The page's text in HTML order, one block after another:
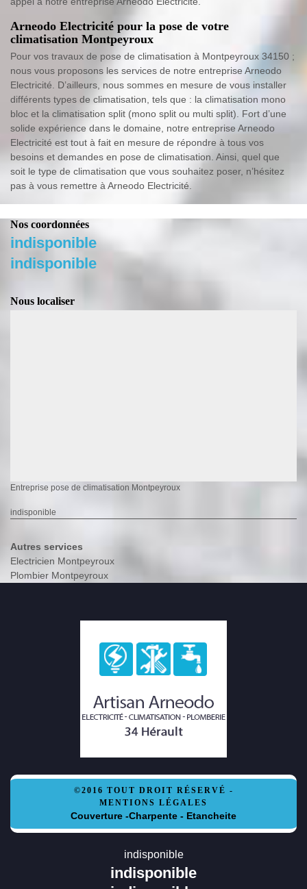
Arneodo Electricité pour la pose de votre
climatisation Montpeyroux
Pour vos travaux de pose de climatisation à Montpeyroux 34150 ;
nous vous proposons les services de notre entreprise Arneodo
Electricité. D’ailleurs, nous sommes en mesure de vous installer
différents types de climatisation, tels que : la climatisation mono
bloc et la climatisation split (mono split ou multi split). Fort d’une
solide expérience dans le domaine, notre entreprise Arneodo
Electricité est tout à fait en mesure de répondre à tous vos
besoins et demandes en pose de climatisation. Ainsi, quel que
soit le type de climatisation que vous souhaitez poser, n’hésitez
pas à vous remettre à Arneodo Electricité.
Nos coordonnées
indisponible
indisponible
Nous localiser
Entreprise pose de climatisation Montpeyroux
indisponible
Autres services
Electricien Montpeyroux
Plombier Montpeyroux
©2016 TOUT DROIT RÉSERVÉ -
MENTIONS LÉGALES
Couverture -Charpente - Etancheite
indisponible
indisponible